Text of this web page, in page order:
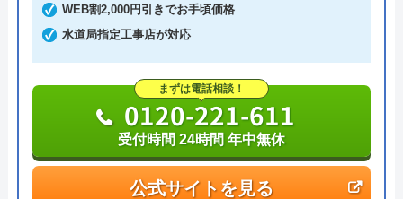
だけます。見積もりは無料で実施しているので、相
見積もりにもご利用いただけます。
公式サイトを見る
0285-22-1865
受付時間 8:30～17:30
WEB割2,000円引きでお手頃価格
水道局指定工事店が対応
公式サイトを見る
まずは電話相談！
0120-221-611
受付時間 24時間 年中無休